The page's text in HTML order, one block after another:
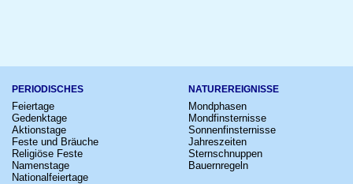
PERIODISCHES
Feiertage
Gedenktage
Aktionstage
Feste und Bräuche
Religiöse Feste
Namenstage
Nationalfeiertage
NATUREREIGNISSE
Mondphasen
Mondfinsternisse
Sonnenfinsternisse
Jahreszeiten
Sternschnuppen
Bauernregeln